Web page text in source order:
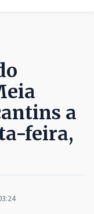
a
feira,